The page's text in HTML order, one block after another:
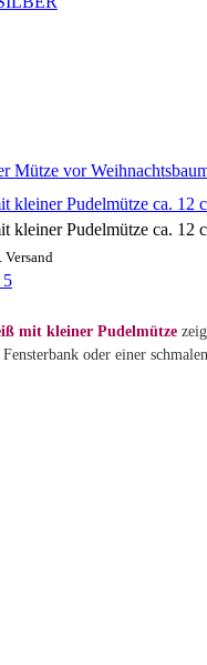
kleiner Pudelmütze ca. 12
kleiner Pudelmütze ca. 12
5
mit kleiner Pudelmütze
oder einer